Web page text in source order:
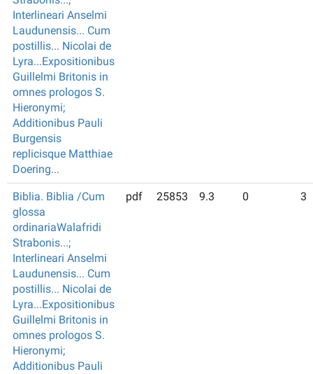
Interlineari Anselmi
Laudunensis... Cum
postillis... Nicolai de
Lyra...Expositionibus
Guillelmi Britonis in
omnes prologos S.
Hieronymi;
Additionibus Pauli
Burgensis
replicisque Matthiae
Doering...
Biblia. Biblia /Cum
glossa
ordinariaWalafridi
Strabonis...;
Interlineari Anselmi
Laudunensis... Cum
postillis... Nicolai de
Lyra...Expositionibus
Guillelmi Britonis in
omnes prologos S.
Hieronymi;
Additionibus Pauli
pdf 25853 9.3 0 3